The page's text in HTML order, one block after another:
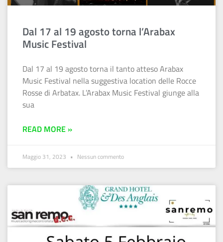
Dal 17 al 19 agosto torna l’Arabax
Music Festival
Dal 17 al 19 agosto torna il tanto atteso Arabax
Music Festival nella suggestiva location delle Rocce
Rosse di Arbatax. L’Arabax Music Festival giunge alla
sua
READ MORE »
Maggio 31, 2023 Nessun commento